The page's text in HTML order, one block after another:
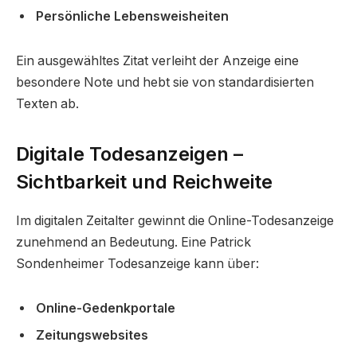
Persönliche Lebensweisheiten
Ein ausgewähltes Zitat verleiht der Anzeige eine
besondere Note und hebt sie von standardisierten
Texten ab.
Digitale Todesanzeigen –
Sichtbarkeit und Reichweite
Im digitalen Zeitalter gewinnt die Online-Todesanzeige
zunehmend an Bedeutung. Eine Patrick
Sondenheimer Todesanzeige kann über:
Online-Gedenkportale
Zeitungswebsites